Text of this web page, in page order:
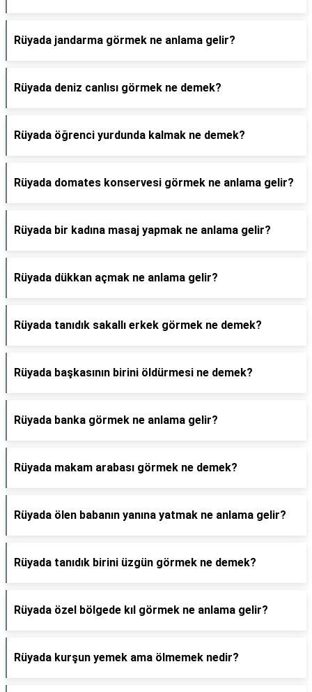
Rüyada jandarma görmek ne anlama gelir?
Rüyada deniz canlısı görmek ne demek?
Rüyada öğrenci yurdunda kalmak ne demek?
Rüyada domates konservesi görmek ne anlama gelir?
Rüyada bir kadına masaj yapmak ne anlama gelir?
Rüyada dükkan açmak ne anlama gelir?
Rüyada tanıdık sakallı erkek görmek ne demek?
Rüyada başkasının birini öldürmesi ne demek?
Rüyada banka görmek ne anlama gelir?
Rüyada makam arabası görmek ne demek?
Rüyada ölen babanın yanına yatmak ne anlama gelir?
Rüyada tanıdık birini üzgün görmek ne demek?
Rüyada özel bölgede kıl görmek ne anlama gelir?
Rüyada kurşun yemek ama ölmemek nedir?